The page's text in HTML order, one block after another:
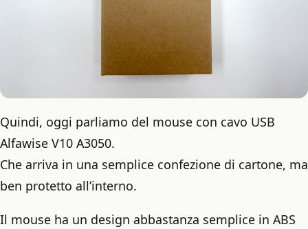
Quindi, oggi parliamo del mouse con cavo USB
Alfawise V10 A3050.
Che arriva in una semplice confezione di cartone, ma
ben protetto all’interno.
Il mouse ha un design abbastanza semplice in ABS